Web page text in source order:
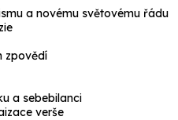
a novému světovému řádu
zpovědí
a sebebilanci
verše